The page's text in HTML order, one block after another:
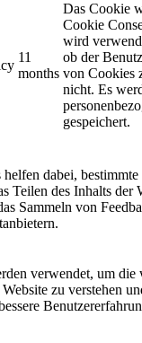
11
months
Das Cookie
Cookie
wird
ob der
von Cookies
nicht. Es
gespeichert.
dabei,
Teilen des Inhalts der
Sammeln von
verwendet, um die
zu verstehen